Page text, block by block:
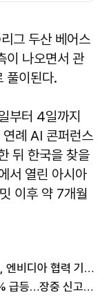
그 두산 베어스
이 나오면서 관
풀이된다.
부터 4일까지
례 AI 콘퍼런스
뒤 한국을 찾을
서 열린 아시아
이후 약 7개월
블랙먼데이에도 오른다…두산로보틱스, 엔비디아 협력 기대감에 3%대 강세
두산로보틱스, 피지컬 AI 기대감에 25% 급등…장중 신고가 경신